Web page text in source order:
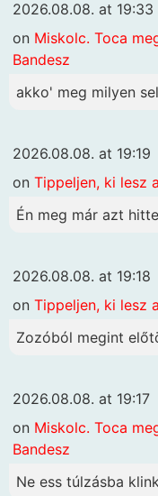
2026.08.08. at 19:33
on Miskolc. Toca
Bandesz
akko' meg milyen
2026.08.08. at 19:19
on Tippeljen, ki lesz
Én meg már azt
2026.08.08. at 19:18
on Tippeljen, ki lesz
Zozóból megint
2026.08.08. at 19:17
on Miskolc. Toca
Bandesz
Ne ess túlzásba